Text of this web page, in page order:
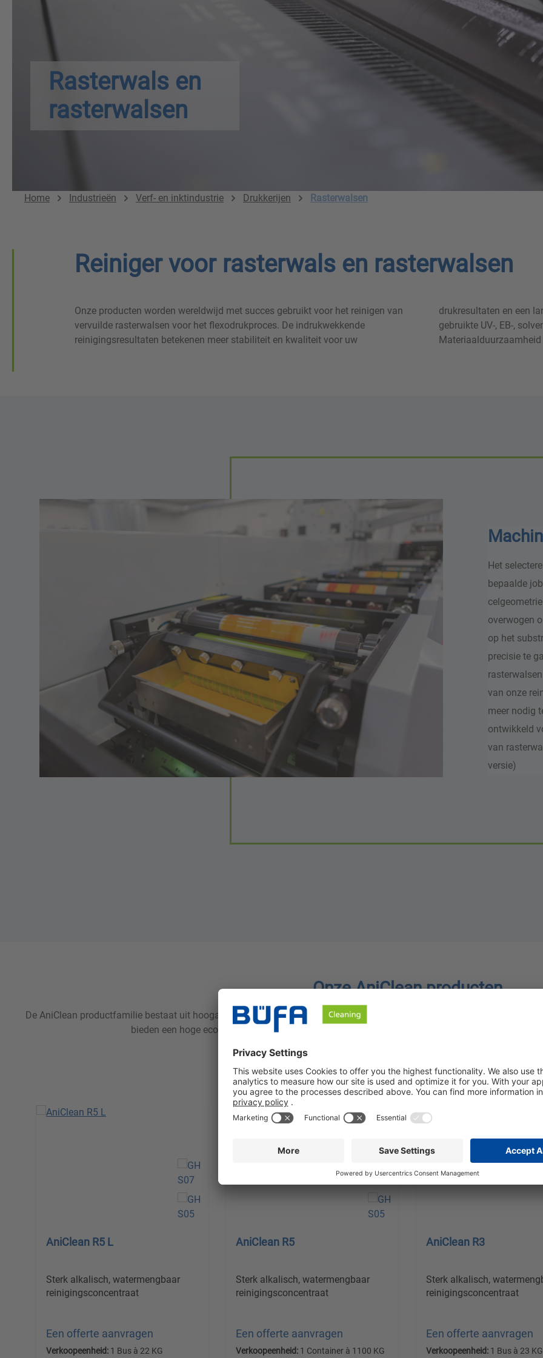
Rasterwals en
rasterwalsen
Home Industrieën Verf- en inktindustrie Drukkerijen Rasterwalsen
Reiniger voor rasterwals en rasterwalsen
Onze producten worden wereldwijd met succes gebruikt voor het reinigen van
vervuilde rasterwalsen voor het flexodrukproces. De indrukwekkende
reinigingsresultaten betekenen meer stabiliteit en kwaliteit voor uw
drukresultaten en een lange levensduur voor uw drukcilinders - ongeacht het
gebruikte UV-, EB-, solvent- of watergebaseerde inktsysteem.
Het
bepaalde
overwogen
op het
precisie te
van onze
meer nodig
ontwikkeld
van
versie)
Onze AniClean producten
De AniClean productfamilie bestaat uit hoogalkalische reinigingsconcentraten die emissiearm en schuimvrij zijn boven
bieden een hoge economische efficiëntie dankzij de lange levensduur van het reinigingsbad en
Skip product gallery
AniClean R5 L
Sterk alkalisch, watermengbaar
reinigingsconcentraat
Een offerte aanvragen
Verkoopeenheid: 1 Bus à 22 KG
AniClean R5
Sterk alkalisch, watermengbaar
reinigingsconcentraat
Een offerte aanvragen
Verkoopeenheid: 1 Container à 1100 KG
AniClean R3
Sterk alkalisch,
reinigingsconcentraat
Een offerte aanvragen
Verkoopeenheid:1 Bus à 23 KG